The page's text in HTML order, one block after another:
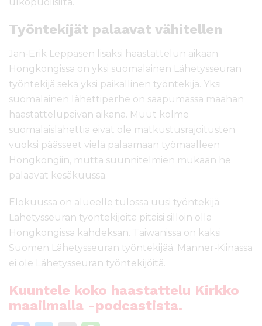
Työntekijät palaavat vähitellen
Jan-Erik Leppäsen lisäksi haastattelun aikaan
Hongkongissa on yksi suomalainen Lähetysseuran
työntekijä sekä yksi paikallinen työntekijä. Yksi
suomalainen lähettiperhe on saapumassa maahan
haastattelupäivän aikana. Muut kolme
suomalaislähettiä eivät ole matkustusrajoitusten
vuoksi päässeet vielä palaamaan työmaalleen
Hongkongiin, mutta suunnitelmien mukaan he
palaavat kesäkuussa.
Elokuussa on alueelle tulossa uusi työntekijä.
Lähetysseuran työntekijöitä pitäisi silloin olla
Hongkongissa kahdeksan. Taiwanissa on kaksi
Suomen Lähetysseuran työntekijää. Manner-Kiinassa
ei ole Lähetysseuran työntekijöitä.
Kuuntele koko haastattelu Kirkko
maailmalla -podcastista.